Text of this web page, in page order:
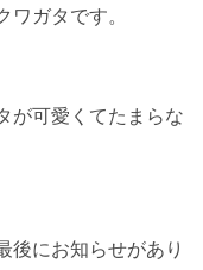
ワガタです。
が可愛くてたまらな
後にお知らせがあり